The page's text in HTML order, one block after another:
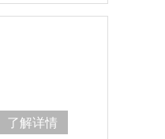
了解详情